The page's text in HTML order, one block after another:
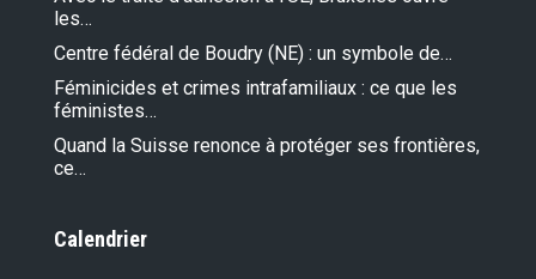
les…
Centre fédéral de Boudry (NE) : un symbole de…
Féminicides et crimes intrafamiliaux : ce que les
féministes…
Quand la Suisse renonce à protéger ses frontières,
ce…
Calendrier